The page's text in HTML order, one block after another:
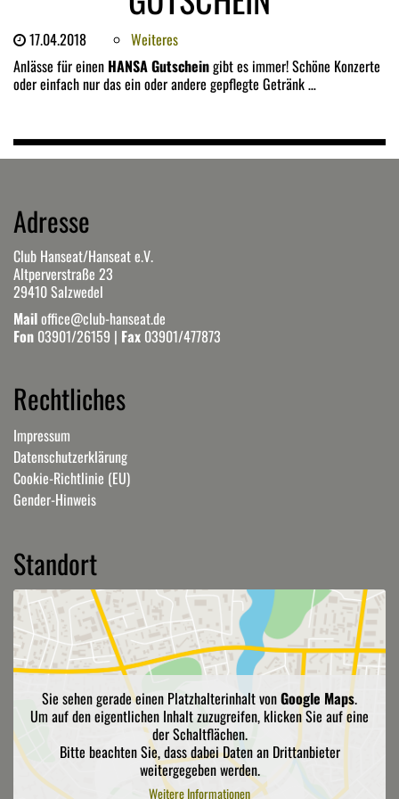
17.04.2018
Weiteres
Anlässe für einen HANSA Gutscheingibt es immer! Schöne Konzerte
oder einfach nur das ein oder andere gepflegte Getränk …
Adresse
Club Hanseat/Hanseat e.V.
Altperverstraße 23
29410 Salzwedel
Mailoffice@club-hanseat.de
Fon 03901/26159 | Fax 03901/477873
Rechtliches
Impressum
Datenschutzerklärung
Cookie-Richtlinie (EU)
Gender-Hinweis
Standort
Sie sehen gerade einen Platzhalterinhalt vonGoogle Maps.
Um auf den eigentlichen Inhalt zuzugreifen, klicken Sie auf eine
der Schaltflächen.
Bitte beachten Sie, dass dabei Daten an Drittanbieter
weitergegeben werden.
Weitere Informationen